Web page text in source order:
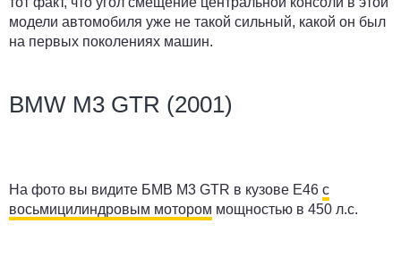
модели автомобиля уже не такой сильный, какой он был
на первых поколениях машин.
BMW M3 GTR (2001)
На фото вы видите БМВ М3 GTR в кузове Е46 с
восьмицилиндровым мотором мощностью в 450 л.с.